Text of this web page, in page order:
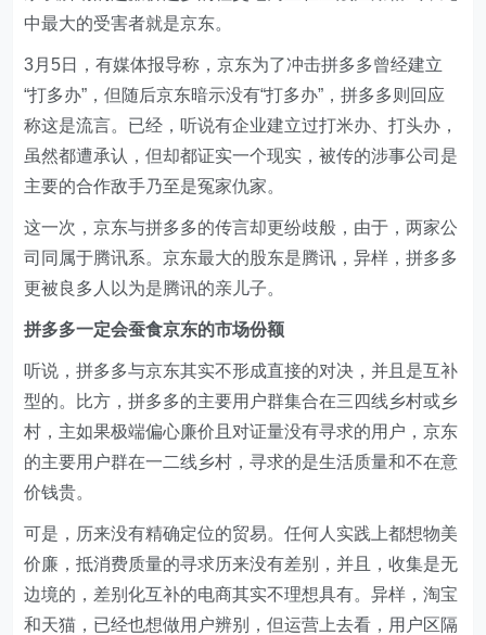
中最大的受害者就是京东。
3月5日，有媒体报导称，京东为了冲击拼多多曾经建立
“打多办”，但随后京东暗示没有“打多办”，拼多多则回应
称这是流言。已经，听说有企业建立过打米办、打头办，
虽然都遭承认，但却都证实一个现实，被传的涉事公司是
主要的合作敌手乃至是冤家仇家。
这一次，京东与拼多多的传言却更纷歧般，由于，两家公
司同属于腾讯系。京东最大的股东是腾讯，异样，拼多多
更被良多人以为是腾讯的亲儿子。
拼多多一定会蚕食京东的市场份额
听说，拼多多与京东其实不形成直接的对决，并且是互补
型的。比方，拼多多的主要用户群集合在三四线乡村或乡
村，主如果极端偏心廉价且对证量没有寻求的用户，京东
的主要用户群在一二线乡村，寻求的是生活质量和不在意
价钱贵。
可是，历来没有精确定位的贸易。任何人实践上都想物美
价廉，抵消费质量的寻求历来没有差别，并且，收集是无
边境的，差别化互补的电商其实不理想具有。异样，淘宝
和天猫，已经也想做用户辨别，但运营上去看，用户区隔